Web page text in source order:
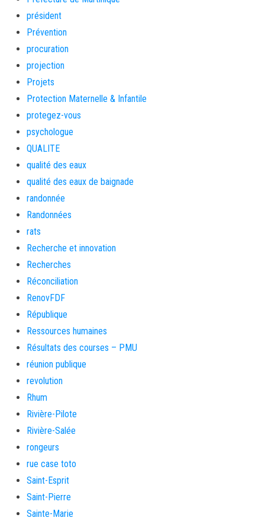
président
Prévention
procuration
projection
Projets
Protection Maternelle & Infantile
protegez-vous
psychologue
QUALITE
qualité des eaux
qualité des eaux de baignade
randonnée
Randonnées
rats
Recherche et innovation
Recherches
Réconciliation
RenovFDF
République
Ressources humaines
Résultats des courses – PMU
réunion publique
revolution
Rhum
Rivière-Pilote
Rivière-Salée
rongeurs
rue case toto
Saint-Esprit
Saint-Pierre
Sainte-Marie